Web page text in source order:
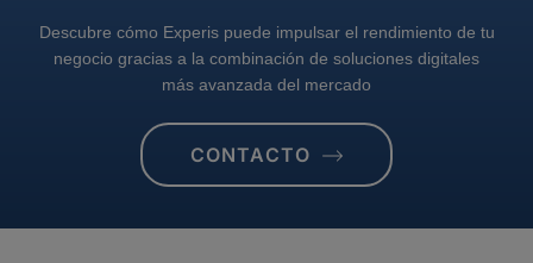
Descubre cómo Experis puede impulsar el rendimiento de tu
negocio gracias a la combinación de soluciones digitales
más avanzada del mercado
CONTACTO